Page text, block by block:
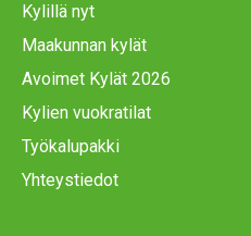
o
o
k
b
e
r
a
m
Kylillä nyt
Maakunnan kylät
Avoimet Kylät 2026
Kylien vuokratilat
Työkalupakki
Yhteystiedot